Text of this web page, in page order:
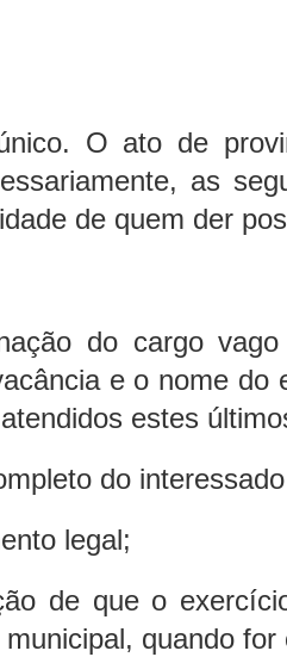
O ato de
as
de quem der
do cargo
e o nome do
estes
do
legal;
de que o
quando for